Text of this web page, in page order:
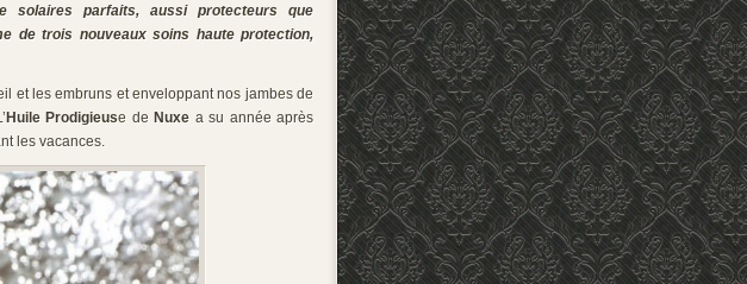
solaires parfaits, aussi protecteurs que
de trois nouveaux soins haute protection,
et les embruns et enveloppant nos jambes de
Huile Prodigieuse de Nuxe a su année après
les vacances.